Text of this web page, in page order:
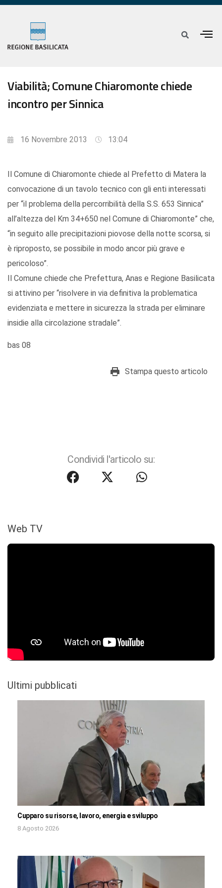
Viabilità; Comune Chiaromonte chiede
incontro per Sinnica
16 Novembre 2013 13:04
Il Comune di Chiaromonte chiede al Prefetto di Matera la
convocazione di un tavolo tecnico con gli enti interessati
per “il problema della percorribilità della S.S. 653 Sinnica”
all’altezza del Km 34+650 nel Comune di Chiaromonte” che,
“in seguito alle precipitazioni piovose della notte scorsa, si
è riproposto, se possibile in modo ancor più grave e
pericoloso”.
Il Comune chiede che Prefettura, Anas e Regione Basilicata
si attivino per “risolvere in via definitiva la problematica
evidenziata e mettere in sicurezza la strada per eliminare
insidie alla circolazione stradale”.
bas 08
Stampa questo articolo
Condividi l'articolo su:
Web TV
Ultimi pubblicati
Cupparo su risorse, lavoro, energia e sviluppo
8 Agosto 2026